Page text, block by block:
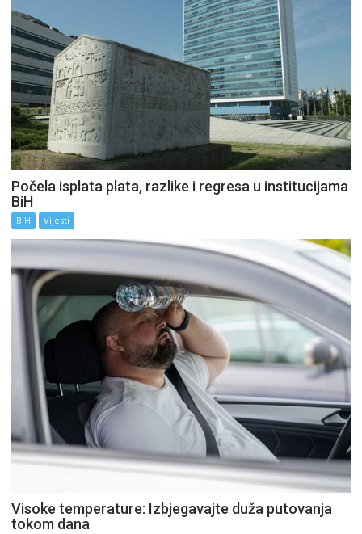
Počela isplata plata, razlike i regresa u institucijama
BiH
BiH Vijesti
Visoke temperature: Izbjegavajte duža putovanja
tokom dana